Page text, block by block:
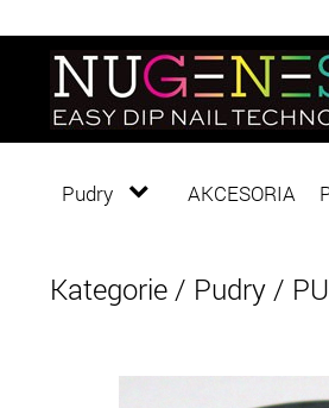
Pudry AKCESORIA
Kategorie / Pudry /